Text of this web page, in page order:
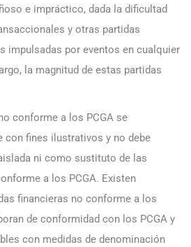
e impráctico, dada la dificultad
y otras partidas
impulsadas por eventos en cualquier
la magnitud de estas partidas
conforme a los PCGA se
con fines ilustrativos y no debe
ni como sustituto de las
a los PCGA. Existen
financieras no conforme a los
de conformidad con los PCGA y
con medidas de denominación